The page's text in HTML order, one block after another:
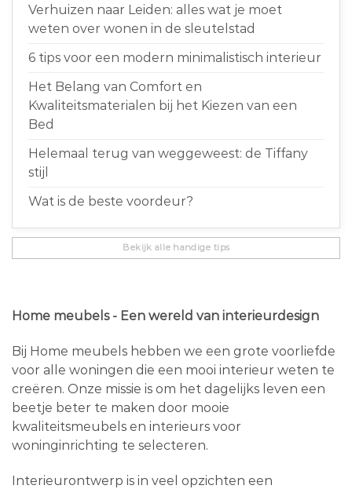
Verhuizen naar Leiden: alles wat je moet
weten over wonen in de sleutelstad
6 tips voor een modern minimalistisch interieur
Het Belang van Comfort en
Kwaliteitsmaterialen bij het Kiezen van een
Bed
Helemaal terug van weggeweest: de Tiffany
stijl
Wat is de beste voordeur?
Bekijk alle handige tips
Home meubels - Een wereld van interieurdesign
Bij Home meubels hebben we een grote voorliefde
voor alle woningen die een mooi interieur weten te
creëren. Onze missie is om het dagelijks leven een
beetje beter te maken door mooie
kwaliteitsmeubels en interieurs voor
woninginrichting te selecteren.
Interieurontwerp is in veel opzichten een